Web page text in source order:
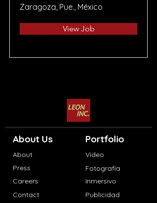
Zaragoza, Pue., México
View Job
About Us Portfolio
About
Video
Press
Fotografía
Careers
Inmersivo
Contact
Publicidad